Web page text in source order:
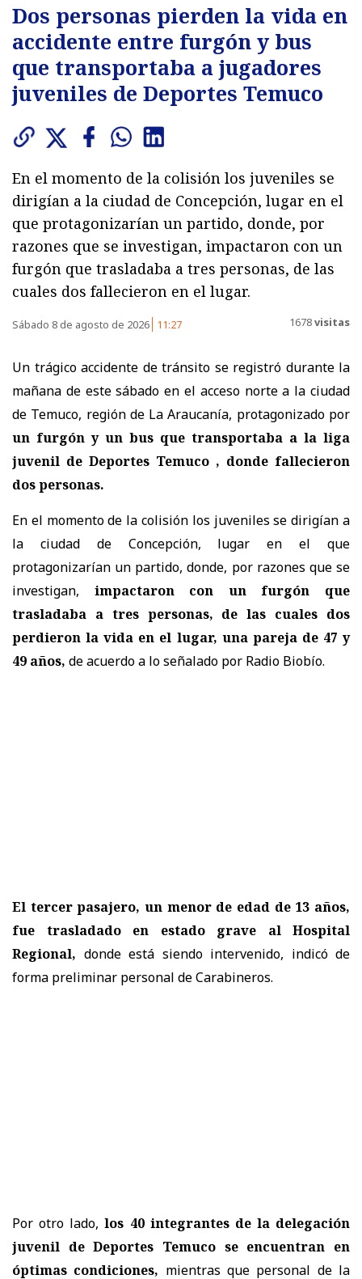
Dos personas pierden la vida en
accidente entre furgón y bus
que transportaba a jugadores
juveniles de Deportes Temuco
En el momento de la colisión los juveniles se
dirigían a la ciudad de Concepción, lugar en el
que protagonizarían un partido, donde, por
razones que se investigan, impactaron con un
furgón que trasladaba a tres personas, de las
cuales dos fallecieron en el lugar.
Sábado 8 de agosto de 2026 11:27 1678visitas
Un trágico accidente de tránsito se registró durante la
mañana de este sábado en el acceso norte a la ciudad
de Temuco, región de La Araucanía, protagonizado por
un furgón y un bus que transportaba a la liga
juvenil de Deportes Temuco , donde fallecieron
dos personas.
En el momento de la colisión los juveniles se dirigían a
la ciudad de Concepción, lugar en el que
protagonizarían un partido, donde, por razones que se
investigan, impactaron con un furgón que
trasladaba a tres personas, de las cuales dos
perdieron la vida en el lugar, una pareja de47 y
49 años, de acuerdo a lo señalado por Radio Biobío.
El tercer pasajero, un menor de edad de 13 años,
fue trasladado en estado grave al Hospital
Regional, donde está siendo intervenido, indicó de
forma preliminar personal de Carabineros.
Por otro lado,los 40 integrantes de la delegación
juvenil de Deportes Temuco se encuentran en
óptimas condiciones, mientras que personal de la